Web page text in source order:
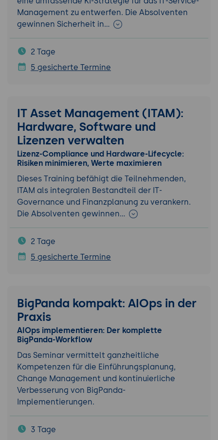
Management zu entwerfen. Die Absolventen
gewinnen Sicherheit in…
2 Tage
5 gesicherte Termine
IT Asset Management (ITAM):
Hardware, Software und
Lizenzen verwalten
Lizenz-Compliance und Hardware-Lifecycle:
Risiken minimieren, Werte maximieren
Dieses Training befähigt die Teilnehmenden,
ITAM als integralen Bestandteil der IT-
Governance und Finanzplanung zu verankern.
Die Absolventen gewinnen…
2 Tage
5 gesicherte Termine
BigPanda kompakt: AIOps in der
Praxis
AIOps implementieren: Der komplette
BigPanda-Workflow
Das Seminar vermittelt ganzheitliche
Kompetenzen für die Einführungsplanung,
Change Management und kontinuierliche
Verbesserung von BigPanda-
Implementierungen.
3 Tage